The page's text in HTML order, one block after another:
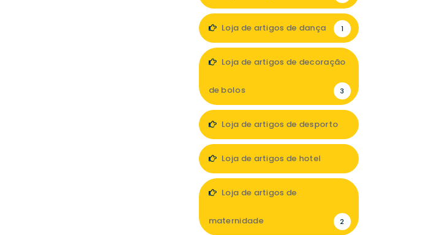
Loja de artigos de dança 1
Loja de artigos de decoração
de bolos 3
Loja de artigos de desporto
Loja de artigos de hotel
Loja de artigos de
maternidade 2